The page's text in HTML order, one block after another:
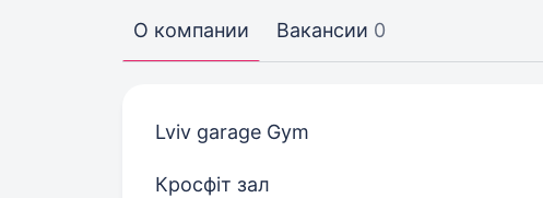
О компании Вакансии 0
Lviv garage Gym
Кросфіт зал